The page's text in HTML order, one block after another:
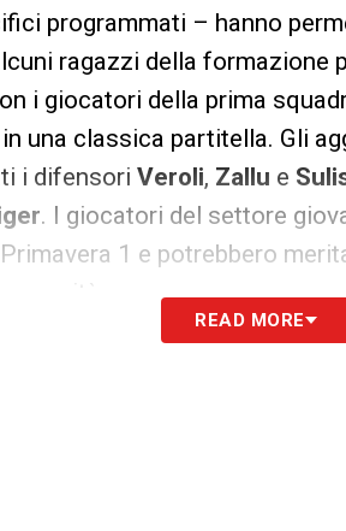
programmati – hanno
ragazzi della formazione
i giocatori della prima
una classica partitella. Gli
i difensori Veroli, Zallu e
. I giocatori del settore
1 e potrebbero
READ MORE